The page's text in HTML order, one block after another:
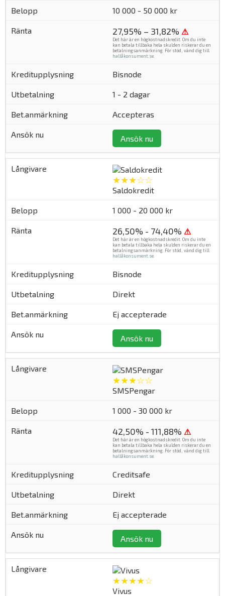
10 000 - 50 000 kr
27,95% – 31,82% ⚠
Det här är en högkostnadskredit. Om du inte
kan betala tillbaka hela skulden riskerar du en
betalningsanmärkning. För stöd, vänd dig till
hallåkonsument.se
Bisnode
1 - 2 dagar
Accepteras
Ansök nu
★★★☆☆
Saldokredit
1 000 - 20 000 kr
26,50% - 74,40% ⚠
Det här är en högkostnadskredit. Om du inte
kan betala tillbaka hela skulden riskerar du en
betalningsanmärkning. För stöd, vänd dig till
hallåkonsument.se.
Bisnode
Direkt
Ej accepterade
Ansök nu
★★★☆☆
SMSPengar
1 000 - 30 000 kr
42,50% - 111,88% ⚠
Det här är en högkostnadskredit. Om du inte
kan betala tillbaka hela skulden riskerar du en
betalningsanmärkning. För stöd, vänd dig till
hallåkonsument.se
Creditsafe
Direkt
Ej accepterade
Ansök nu
★★★★☆
Vivus